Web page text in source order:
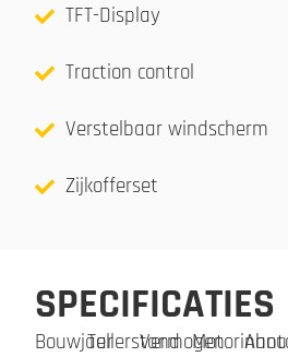
TFT-Display
Traction control
Verstelbaar windscherm
Zijkofferset
SPECIFICATIES
BouwjaarTellerstandVermogen